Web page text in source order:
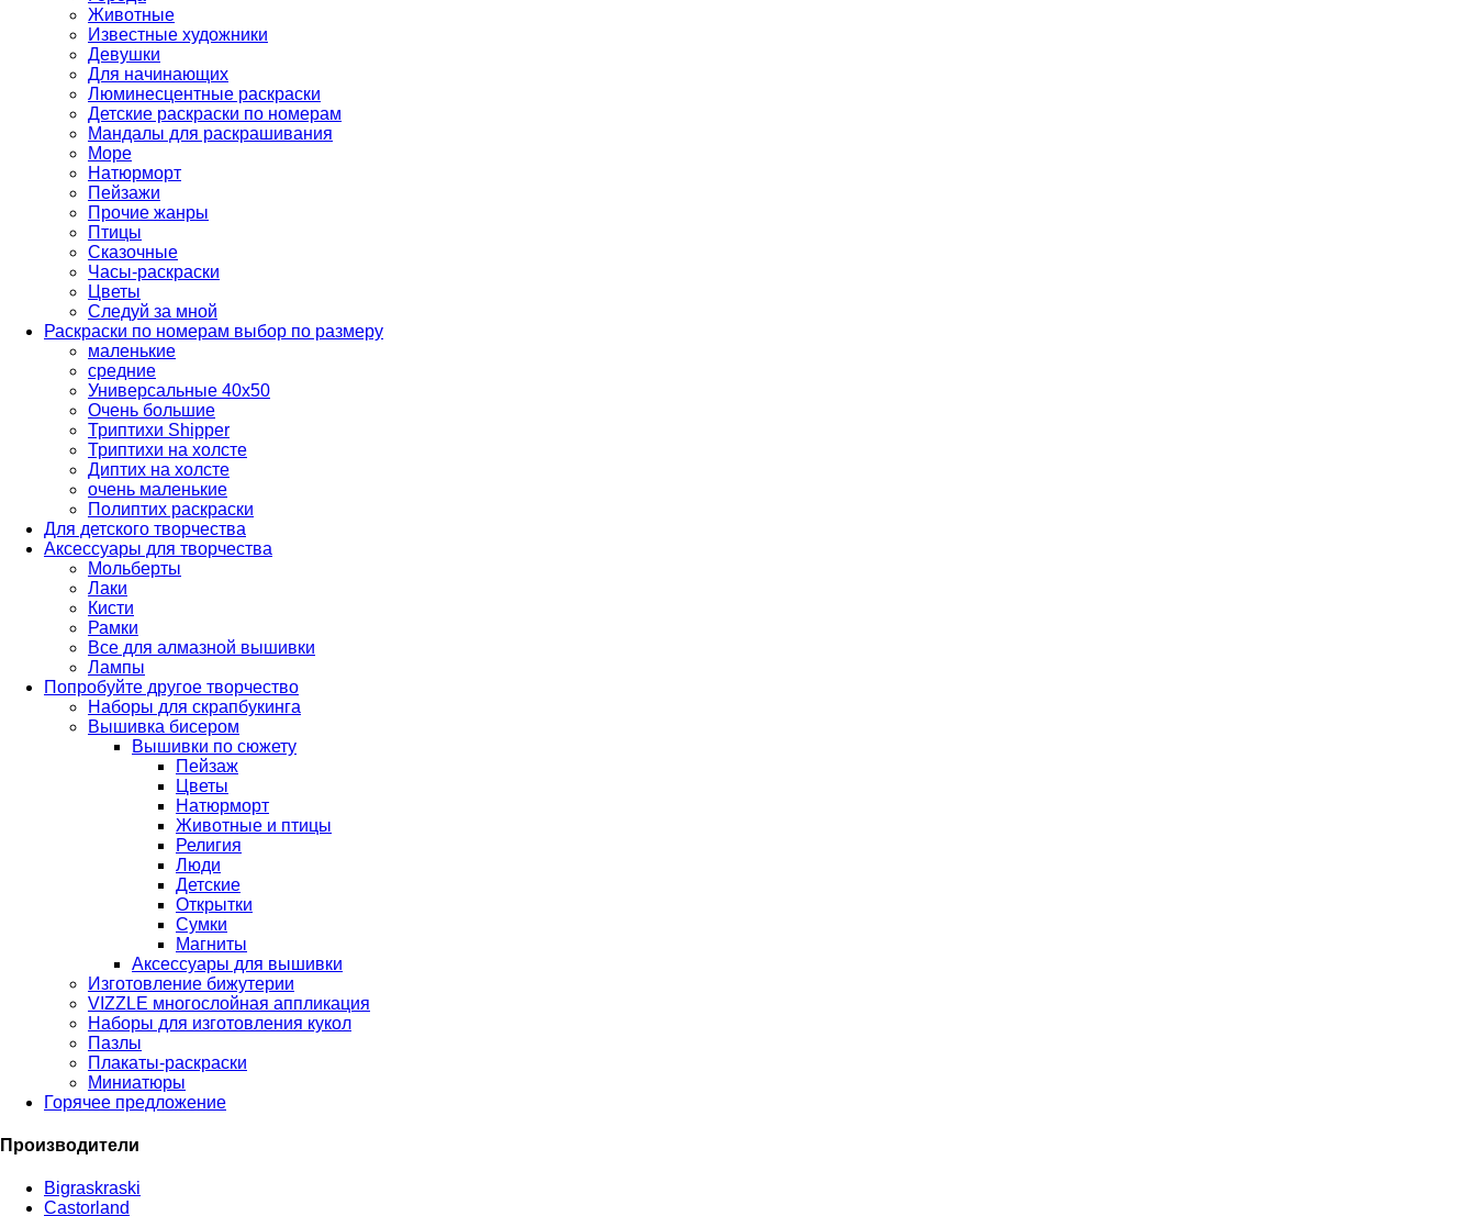
Животные
Известные художники
Девушки
Для начинающих
Люминесцентные раскраски
Детские раскраски по номерам
Мандалы для раскрашивания
Море
Натюрморт
Пейзажи
Прочие жанры
Птицы
Сказочные
Часы-раскраски
Цветы
Следуй за мной
Раскраски по номерам выбор по размеру
маленькие
средние
Универсальные 40х50
Очень большие
Триптихи Shipper
Триптихи на холсте
Диптих на холсте
очень маленькие
Полиптих раскраски
Для детского творчества
Аксессуары для творчества
Мольберты
Лаки
Кисти
Рамки
Все для алмазной вышивки
Лампы
Попробуйте другое творчество
Наборы для скрапбукинга
Вышивка бисером
Вышивки по сюжету
Пейзаж
Цветы
Натюрморт
Животные и птицы
Религия
Люди
Детские
Открытки
Сумки
Магниты
Аксессуары для вышивки
Изготовление бижутерии
VIZZLE многослойная аппликация
Наборы для изготовления кукол
Пазлы
Плакаты-раскраски
Миниатюры
Горячее предложение
Производители
Bigraskraski
Castorland